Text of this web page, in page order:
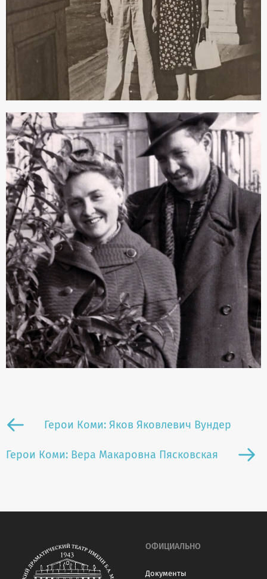
Герои Коми: Яков Яковлевич Вундер
Герои Коми: Вера Макаровна Пясковская
ОФИЦИАЛЬНО
Документы